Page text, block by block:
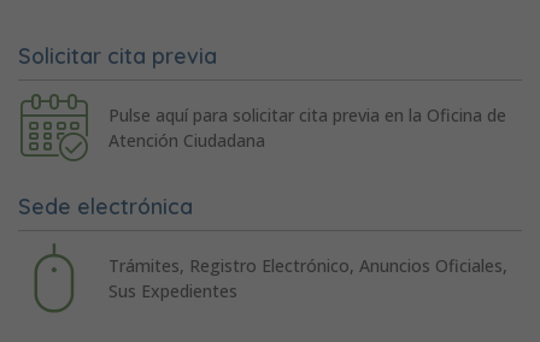
Solicitar cita previa
Pulse aquí para solicitar cita previa en la Oficina de
Atención Ciudadana
Sede electrónica
Trámites, Registro Electrónico, Anuncios Oficiales,
Sus Expedientes